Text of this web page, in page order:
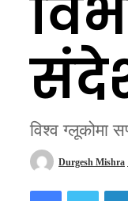
विश्व ग्लूकोमा
Durgesh Mishra
FacebookTwitter